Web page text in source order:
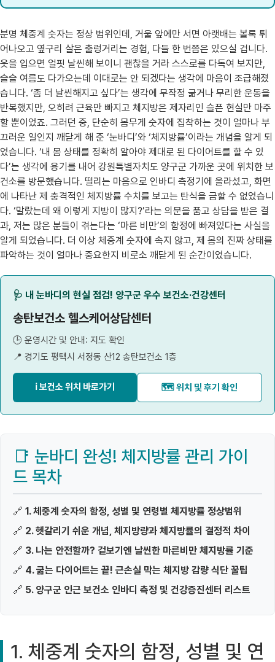
분명 체중계 숫자는 정상 범위인데, 거울 앞에만 서면 아랫배는 볼록 튀
어나오고 옆구리 살은 출렁거리는 경험, 다들 한 번쯤은 있으실 겁니다.
옷을 입으면 얼핏 날씬해 보이니 괜찮을 거라 스스로를 다독여 보지만,
슬슬 여름도 다가오는데 이대로는 안 되겠다는 생각에 마음이 조급해졌
습니다. ‘좀 더 날씬해지고 싶다’는 생각에 무작정 굶거나 무리한 운동을
반복했지만, 오히려 근육만 빠지고 체지방은 제자리인 슬픈 현실만 마주
할 뿐이었죠. 그러던 중, 단순히 몸무게 숫자에 집착하는 것이 얼마나 부
끄러운 일인지 깨닫게 해 준 ‘눈바디’와 ‘체지방률’이라는 개념을 알게 되
었습니다. ‘내 몸 상태를 정확히 알아야 제대로 된 다이어트를 할 수 있
다’는 생각에 용기를 내어 강원특별자치도 양구군 가까운 곳에 위치한 보
건소를 방문했습니다. 떨리는 마음으로 인바디 측정기에 올라섰고, 화면
에 나타난 제 충격적인 체지방률 수치를 보고는 탄식을 금할 수 없었습니
다. ‘말랐는데 왜 이렇게 지방이 많지?’라는 의문을 품고 상담을 받은 결
과, 저는 많은 분들이 겪는다는 ‘마른 비만’의 함정에 빠져있다는 사실을
알게 되었습니다. 더 이상 체중계 숫자에 속지 않고, 제 몸의 진짜 상태를
파악하는 것이 얼마나 중요한지 비로소 깨닫게 된 순간이었습니다.
🩺 내 눈바디의 현실 점검! 양구군 우수 보건소·건강센터
송탄보건소 헬스케어상담센터
🕒 운영시간 및 안내: 지도 확인
📍 경기도 평택시 서정동 산12 송탄보건소 1층
ℹ️ 보건소 위치 바로가기 🗺️ 위치 및 후기 확인
📑 눈바디 완성! 체지방률 관리 가이
드 목차
🔗 1. 체중계 숫자의 함정, 성별 및 연령별 체지방률 정상범위
🔗 2. 헷갈리기 쉬운 개념, 체지방량과 체지방률의 결정적 차이
🔗 3. 나는 안전할까? 겉보기엔 날씬한 마른비만 체지방률 기준
🔗 4. 굶는 다이어트는 끝! 근손실 막는 체지방 감량 식단 꿀팁
🔗 5. 양구군 인근 보건소 인바디 측정 및 건강증진센터 리스트
1. 체중계 숫자의 함정, 성별 및 연